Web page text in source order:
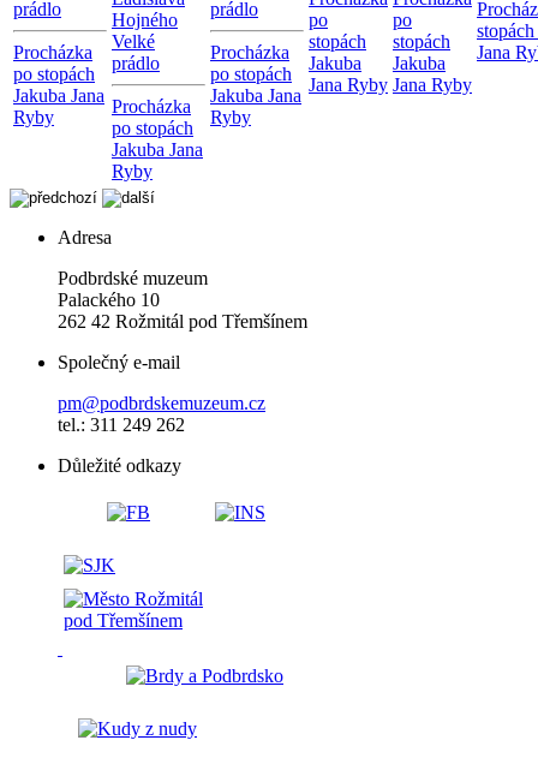
prádlo
Procházka
po stopách
Jakuba Jana
Ryby
Hojného
Velké
prádlo
Procházka
po stopách
Jakuba Jana
Ryby
prádlo
Procházka
po stopách
Jakuba Jana
Ryby
po
stopách
Jakuba
Jana Ryby
po
stopách
Jakuba
Jana Ryby
Jana
Adresa
Podbrdské muzeum
Palackého 10
262 42 Rožmitál pod Třemšínem
Společný e-mail
pm@podbrdskemuzeum.cz
tel.: 311 249 262
Důležité odkazy